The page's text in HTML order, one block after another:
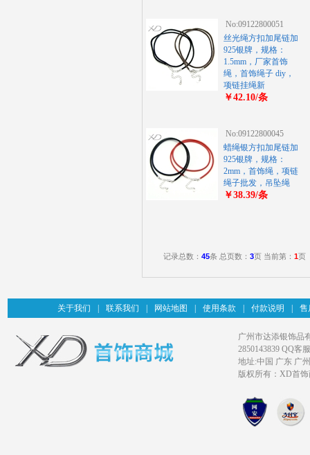
No:09122800051
丝光绳方扣加尾链加
925银牌，规格：
1.5mm，厂家首饰
绳，首饰绳子 diy，
项链挂绳新
￥42.10/条
No:09122800045
蜡绳银方扣加尾链加
925银牌，规格：
2mm，首饰绳，项链
绳子批发，吊坠绳
￥38.39/条
记录总数： 45条 总页数： 3页 当前第： 1页
关于我们 联系我们 网站地图 使用条款 付款说明 售
广州市达添银饰品
2850143839 QQ客
地址:中国 广东 广
版权所有：XD首